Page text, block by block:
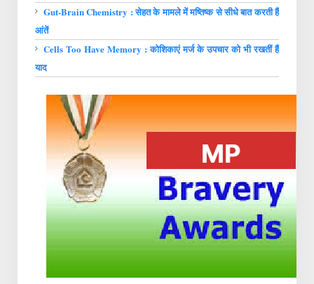
Gut-Brain Chemistry : सेहत के मामले में मष्तिष्क से सीधे बात करती हैं
आंतें
Cells Too Have Memory : कोशिकाएं मर्ज के उपचार को भी रखतीं हैं
याद